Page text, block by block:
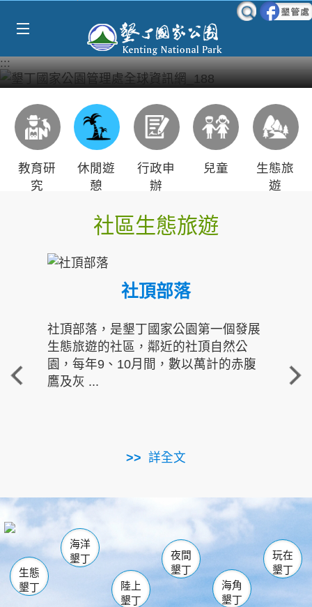
:::
教育研
究
休閒遊
憩
行政申
辦
兒童
生態旅
遊
社區生態旅遊
社頂部落
社頂部落，是墾丁國家公園第一個發展
生態旅遊的社區，鄰近的社頂自然公
園，每年9、10月間，數以萬計的赤腹
鷹及灰 ...
詳全文
重
走進
南仁湖
海生館
恆春 佳樂水
龍鑾潭自然中心 森林遊樂區
瓊麻館
關山 墾管處遊客中心
社頂公園 風吹沙
船帆石
白砂 龍磐公園
香蕉灣
砂島
鵝鑾鼻
生態
墾丁
海洋
墾丁
陸上
墾丁
夜間
墾丁
海角
墾丁
玩在
墾丁